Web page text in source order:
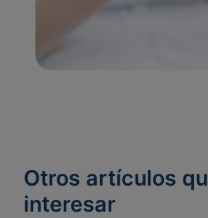
Otros artículos
interesar